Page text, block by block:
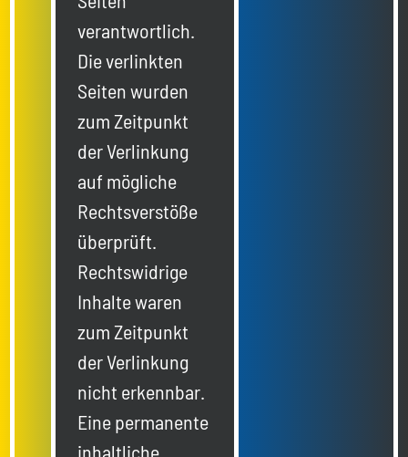
verantwortlich.
Die verlinkten
Seiten wurden
zum Zeitpunkt
der Verlinkung
auf mögliche
Rechtsverstöße
überprüft.
Rechtswidrige
Inhalte waren
zum Zeitpunkt
der Verlinkung
nicht erkennbar.
Eine permanente
inhaltliche